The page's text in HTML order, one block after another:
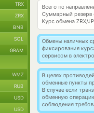
Всего по
Суммарный резерв
Курс обмена ZRX/
Обмены наличных
фиксирования
сервисом в
В целях
обменные пункты
В случае если
обменную
соблюдения
TRX
ZRX
BNB
SOL
GRAM
WMZ
RUB
USD
USD